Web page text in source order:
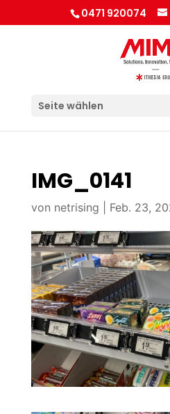
0471 920074
Seite wählen
IMG_0141
von netrising Feb. 23,